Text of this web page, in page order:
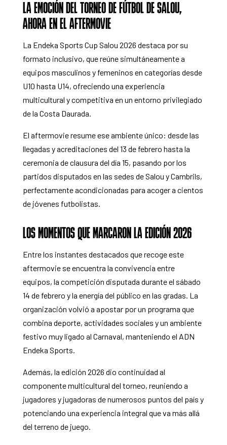
LA EMOCIÓN DEL TORNEO DE FÚTBOL DE SALOU,
AHORA EN EL AFTERMOVIE
La Endeka Sports Cup Salou 2026 destaca por su
formato inclusivo, que reúne simultáneamente a
equipos masculinos y femeninos en categorías desde
U10 hasta U14, ofreciendo una experiencia
multicultural y competitiva en un entorno privilegiado
de la Costa Daurada.
El aftermovie resume ese ambiente único: desde las
llegadas y acreditaciones del 13 de febrero hasta la
ceremonia de clausura del día 15, pasando por los
partidos disputados en las sedes de Salou y Cambrils,
perfectamente acondicionadas para acoger a cientos
de jóvenes futbolistas.
LOS MOMENTOS QUE MARCARON LA EDICIÓN 2026
Entre los instantes destacados que recoge este
aftermovie se encuentra la convivencia entre
equipos, la competición disputada durante el sábado
14 de febrero y la energía del público en las gradas. La
organización volvió a apostar por un programa que
combina deporte, actividades sociales y un ambiente
festivo muy ligado al Carnaval, manteniendo el ADN
Endeka Sports.
Además, la edición 2026 dio continuidad al
componente multicultural del torneo, reuniendo a
jugadores y jugadoras de numerosos puntos del país y
potenciando una experiencia integral que va más allá
del terreno de juego.